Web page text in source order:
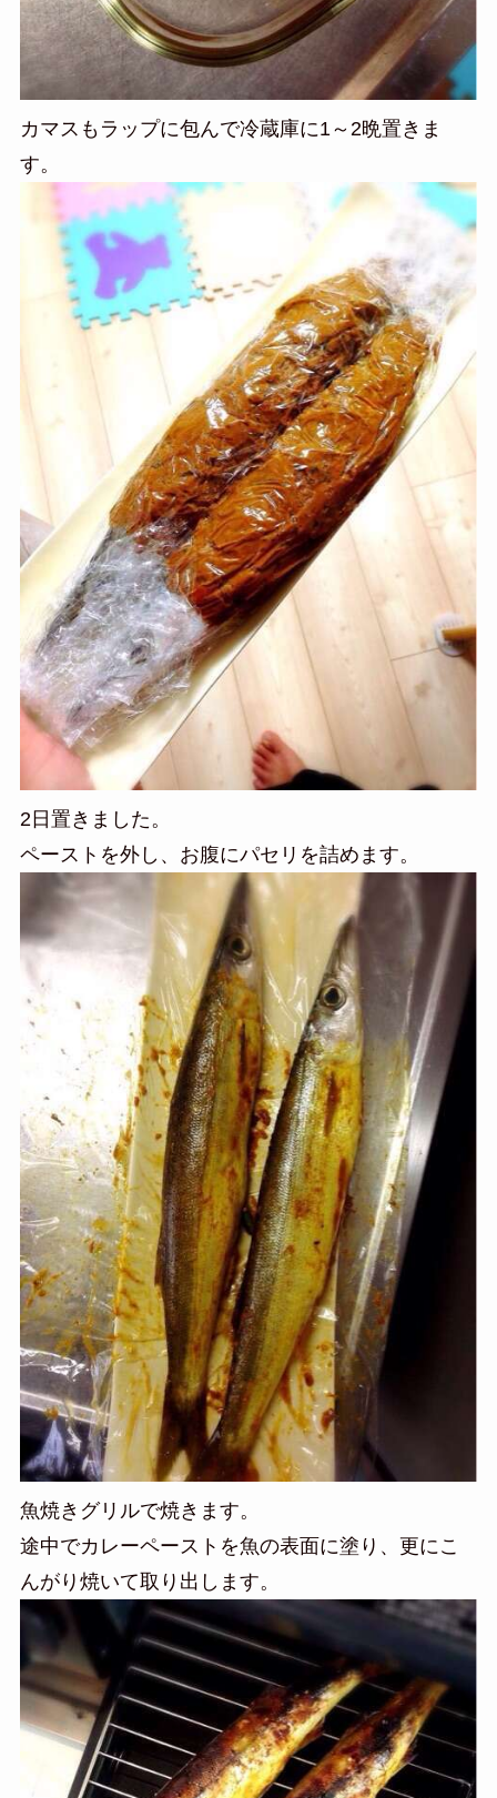
カマスもラップに包んで冷蔵庫に1～2晩置きま
す。
2日置きました。
ペーストを外し、お腹にパセリを詰めます。
魚焼きグリルで焼きます。
途中でカレーペーストを魚の表面に塗り、更にこ
んがり焼いて取り出します。